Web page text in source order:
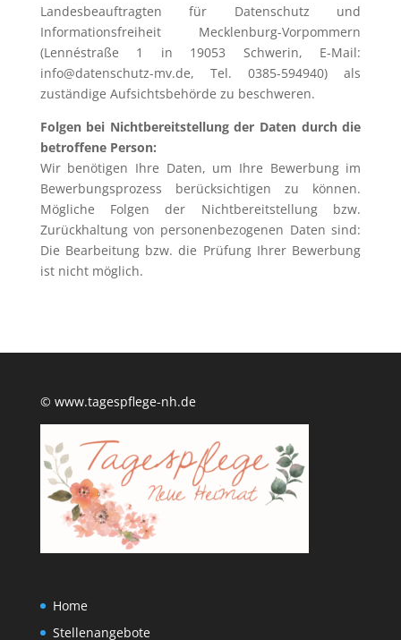
Landesbeauftragten für Datenschutz und
Informationsfreiheit Mecklenburg-Vorpommern
(Lennéstraße 1 in 19053 Schwerin, E-Mail:
info@datenschutz-mv.de, Tel. 0385-594940) als
zuständige Aufsichtsbehörde zu beschweren.
Folgen bei Nichtbereitstellung der Daten durch die
betroffene Person:
Wir benötigen Ihre Daten, um Ihre Bewerbung im
Bewerbungsprozess berücksichtigen zu können.
Mögliche Folgen der Nichtbereitstellung bzw.
Zurückhaltung von personenbezogenen Daten sind:
Die Bearbeitung bzw. die Prüfung Ihrer Bewerbung
ist nicht möglich.
© www.tagespflege-nh.de
Home
Stellenangebote